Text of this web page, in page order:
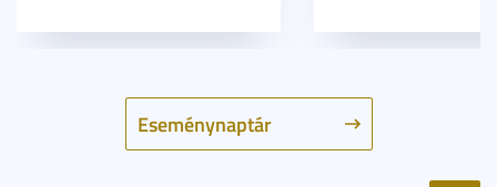
Eseménynaptár